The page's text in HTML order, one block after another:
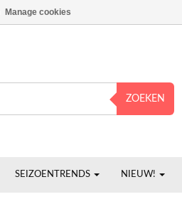
ZOEKEN
SEIZOENTRENDS NIEUW!
Manage cookies